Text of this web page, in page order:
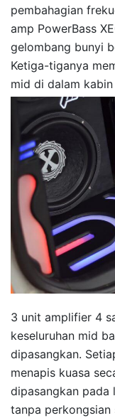
pembahagian
amp PowerBass
gelombang bunyi
Ketiga-tiganya
mid di dalam
3 unit amplifier 4
keseluruhan mid
dipasangkan.
menapis kuasa
dipasangkan pada
tanpa